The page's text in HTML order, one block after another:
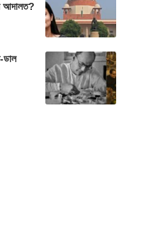
আদালত?
ডাল